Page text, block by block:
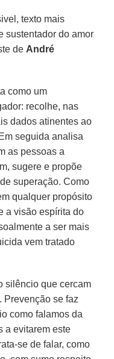
texto mais
sustentador do amor
de André
como um
recolhe, nas
dados atinentes ao
seguida analisa
as pessoas a
sugere e propõe
superação. Como
qualquer propósito
a visão espírita do
a ser mais
vem tratado
silêncio que cercam
Prevenção se faz
como falamos da
a evitarem este
se de falar, como